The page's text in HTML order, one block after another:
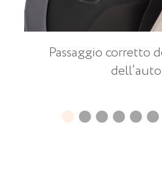
Passaggio corretto
dell’auto